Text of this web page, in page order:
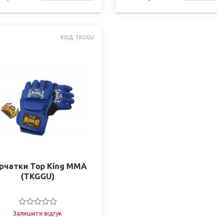
КОД: TKGGU
Top King ММА
(TKGGU)
Залишити відгук